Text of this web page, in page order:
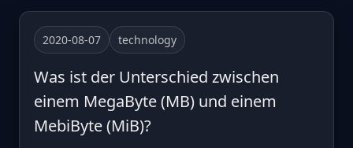
2020-08-07 technology
Was ist der Unterschied zwischen
einem MegaByte (MB) und einem
MebiByte (MiB)?